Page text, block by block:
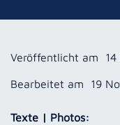
Veröffentlicht am
Bearbeitet am 19
Texte | Photos: